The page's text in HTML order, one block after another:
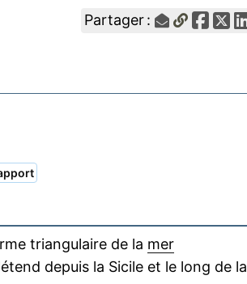
Partager :
triangulaire de la mer
depuis la Sicile et le long de la